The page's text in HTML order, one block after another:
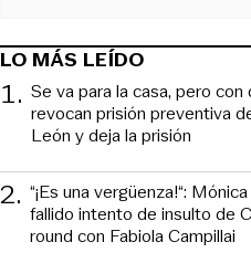
LO MÁS LEÍDO
1. Se va para la casa, pero
revocan prisión preventiva
León y deja la prisión
2. “¡Es una vergüenza!“:
fallido intento de insulto de
round con Fabiola Campillai